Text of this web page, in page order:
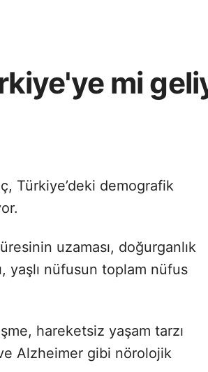
mi
Türkiye’deki demografik
uzaması, doğurganlık
yaşlı nüfusun toplam nüfus
hareketsiz yaşam tarzı
Alzheimer gibi nörolojik